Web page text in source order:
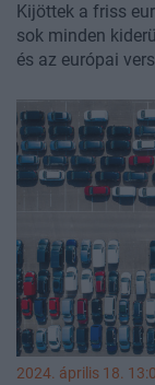
Kijöttek a friss
sok minden
és az európai
a hajtáslánc iránt
közel minden
Közben az
veszítenek,
autókból is
elektromosból.
hatótávpara,
egyelőre az
2024. április 18.